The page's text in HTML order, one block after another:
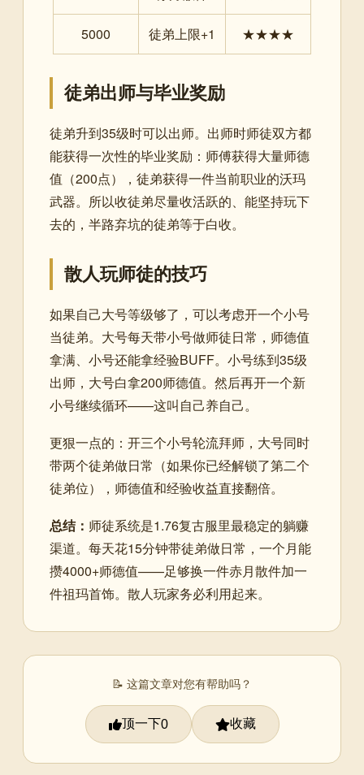
5000 徒弟上限+1 ★★★★
徒弟出师与毕业奖励
徒弟升到35级时可以出师。出师时师徒双方都
能获得一次性的毕业奖励：师傅获得大量师德
值（200点），徒弟获得一件当前职业的沃玛
武器。所以收徒弟尽量收活跃的、能坚持玩下
去的，半路弃坑的徒弟等于白收。
散人玩师徒的技巧
如果自己大号等级够了，可以考虑开一个小号
当徒弟。大号每天带小号做师徒日常，师德值
拿满、小号还能拿经验BUFF。小号练到35级
出师，大号白拿200师德值。然后再开一个新
小号继续循环——这叫自己养自己。
更狠一点的：开三个小号轮流拜师，大号同时
带两个徒弟做日常（如果你已经解锁了第二个
徒弟位），师德值和经验收益直接翻倍。
总结： 师徒系统是1.76复古服里最稳定的躺赚
渠道。每天花15分钟带徒弟做日常，一个月能
攒4000+师德值——足够换一件赤月散件加一
件祖玛首饰。散人玩家务必利用起来。
📝 这篇文章对您有帮助吗？
顶一下0 收藏